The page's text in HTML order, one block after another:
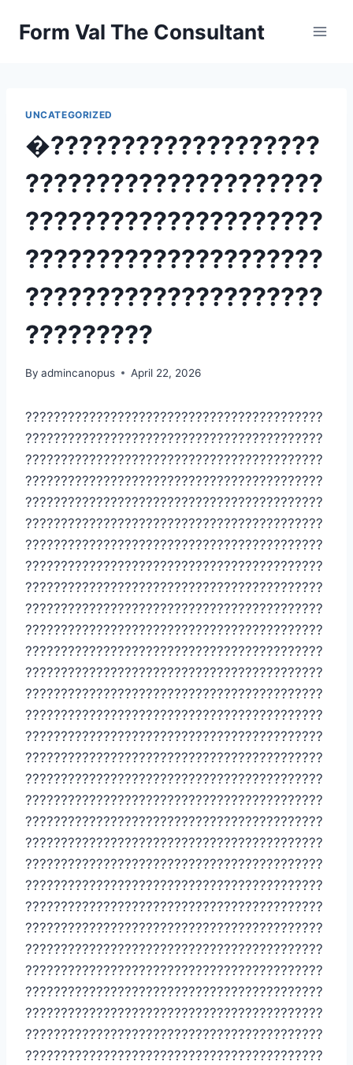
Form Val The Consultant
UNCATEGORIZED
�???????????????????
?????????????????????
?????????????????????
?????????????????????
?????????????????????
?????????
By admincanopus April 22, 2026
??????????????????????????????????????????
??????????????????????????????????????????
??????????????????????????????????????????
??????????????????????????????????????????
??????????????????????????????????????????
??????????????????????????????????????????
??????????????????????????????????????????
??????????????????????????????????????????
??????????????????????????????????????????
??????????????????????????????????????????
??????????????????????????????????????????
??????????????????????????????????????????
??????????????????????????????????????????
??????????????????????????????????????????
??????????????????????????????????????????
??????????????????????????????????????????
??????????????????????????????????????????
??????????????????????????????????????????
??????????????????????????????????????????
??????????????????????????????????????????
??????????????????????????????????????????
??????????????????????????????????????????
??????????????????????????????????????????
??????????????????????????????????????????
??????????????????????????????????????????
??????????????????????????????????????????
??????????????????????????????????????????
??????????????????????????????????????????
??????????????????????????????????????????
??????????????????????????????????????????
??????????????????????????????????????????